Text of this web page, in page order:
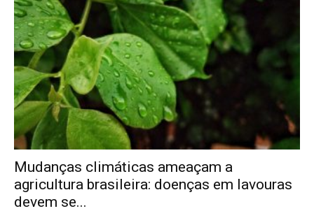
Mudanças climáticas ameaçam a
agricultura brasileira: doenças em lavouras
devem se...